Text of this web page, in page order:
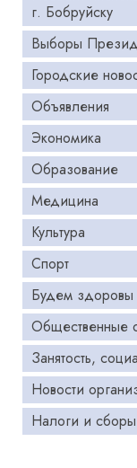
г. Бобруйску
Выборы
Городские
Объявления
Экономика
Образование
Медицина
Культура
Спорт
Будем здоровы
Общественные
Занятость,
Новости
Налоги и сборы